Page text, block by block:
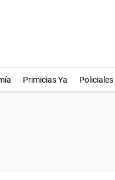
Primicias Ya Policiales